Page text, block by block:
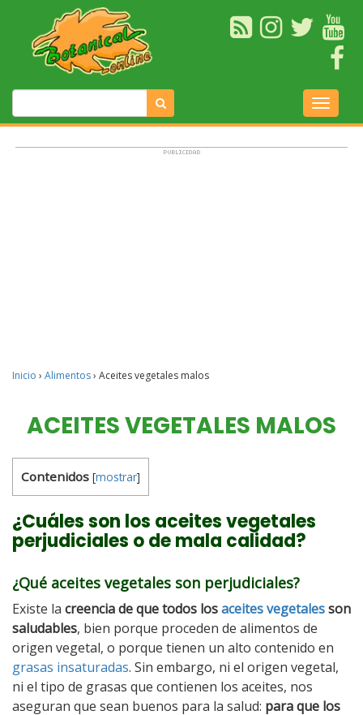
Inicio › Alimentos› Aceites vegetales malos
ACEITES VEGETALES MALOS
Contenidos [mostrar]
¿Cuáles son los aceites vegetales
perjudiciales o de mala calidad?
¿Qué aceites vegetales son perjudiciales?
Existe la creencia de que todos losaceites vegetalesson
saludables, bien porque proceden de alimentos de
origen vegetal, o porque tienen un alto contenido en
grasas insaturadas. Sin embargo, ni el origen vegetal,
ni el tipo de grasas que contienen los aceites, nos
aseguran que sean buenos para la salud: para que los